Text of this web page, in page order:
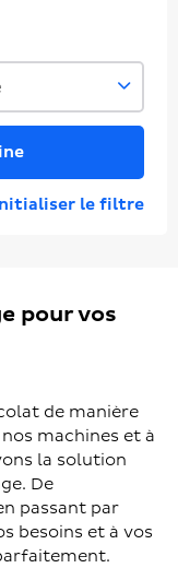
le filtre
pour vos
de manière
machines et à
la solution
De
passant par
besoins et à vos